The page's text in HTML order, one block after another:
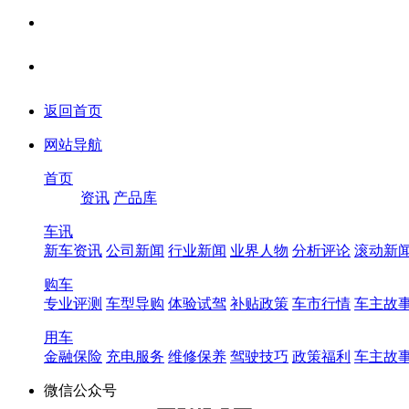
返回首页
网站导航
首页
资讯 产品库
车讯
新车资讯 公司新闻 行业新闻 业界人物 分析评论 滚动新
购车
专业评测 车型导购 体验试驾 补贴政策 车市行情 车主故
用车
金融保险 充电服务 维修保养 驾驶技巧 政策福利 车主故
微信公众号